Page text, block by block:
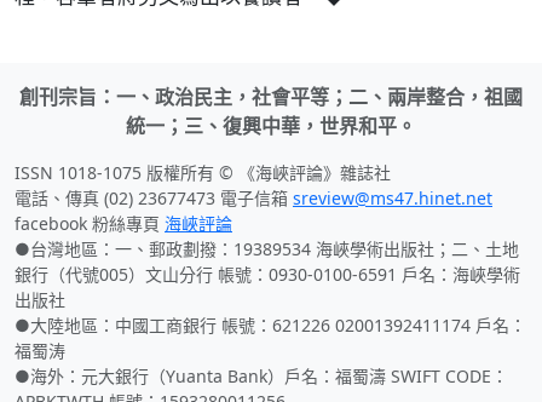
創刊宗旨：一、政治民主，社會平等；二、兩岸整合，祖國
統一；三、復興中華，世界和平。
ISSN 1018-1075 版權所有 © 《海峽評論》雜誌社
電話、傳真 (02) 23677473 電子信箱 sreview@ms47.hinet.net
facebook 粉絲專頁 海峽評論
●台灣地區：一、郵政劃撥：19389534 海峽學術出版社；二、土地
銀行（代號005）文山分行 帳號：0930-0100-6591 戶名：海峽學術
出版社
●大陸地區：中國工商銀行 帳號：621226 02001392411174 戶名：
福蜀涛
●海外：元大銀行（Yuanta Bank）戶名：福蜀濤 SWIFT CODE：